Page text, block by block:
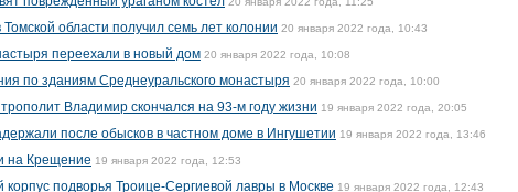
области получил семь лет колонии 20 января 2022 года, 10:43
переехали в новый дом 20 января 2022 года, 10:08
по зданиям Среднеуральского монастыря 20 января 2022 года, 10:00
Владимир скончался на 93-м году жизни 19 января 2022 года, 20:05
после обысков в частном доме в Ингушетии 19 января 2022 года, 13:46
на Крещение 19 января 2022 года, 12:53
корпус подворья Троице-Сергиевой лавры в Москве 19 января 2022 года, 12:43